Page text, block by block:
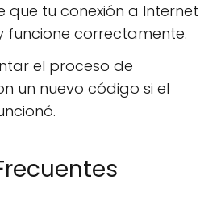
que tu conexión a Internet
funcione correctamente.
el proceso de
un nuevo código si el